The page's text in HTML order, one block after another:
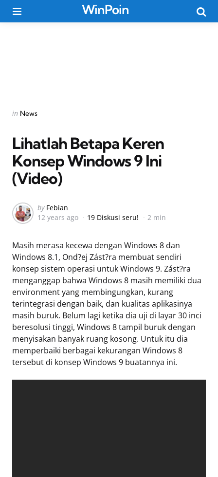
WinPoin
Categories
Posted
in News
Lihatlah Betapa Keren
Konsep Windows 9 Ini
(Video)
Posted
by
by Febian
12 years ago
19 Diskusi seru! 2 min
Masih merasa kecewa dengan Windows 8 dan
Windows 8.1, Ond?ej Zást?ra membuat sendiri
konsep sistem operasi untuk Windows 9. Zást?ra
menganggap bahwa Windows 8 masih memiliki dua
environment yang membingungkan, kurang
terintegrasi dengan baik, dan kualitas aplikasinya
masih buruk. Belum lagi ketika dia uji di layar 30 inci
beresolusi tinggi, Windows 8 tampil buruk dengan
menyisakan banyak ruang kosong. Untuk itu dia
memperbaiki berbagai kekurangan Windows 8
tersebut di konsep Windows 9 buatannya ini.